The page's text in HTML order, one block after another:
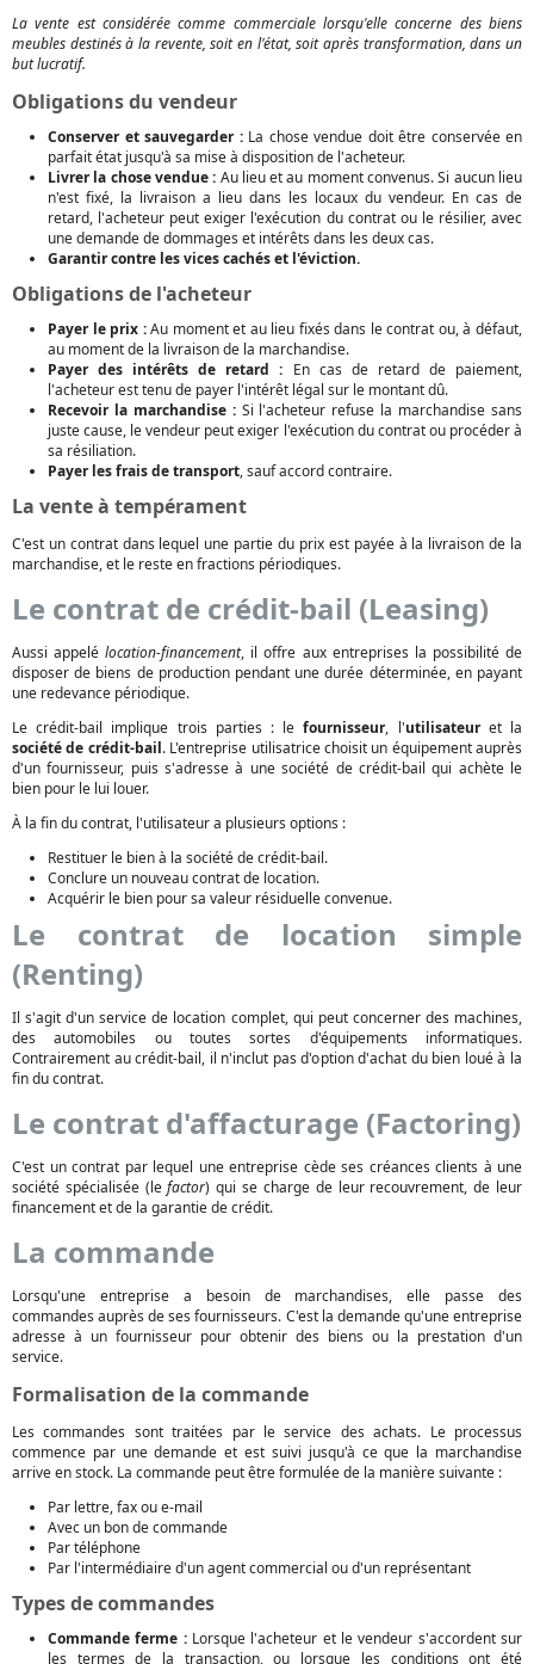
La vente est considérée comme commerciale lorsqu'elle concerne des biens
meubles destinés à la revente, soit en l'état, soit après transformation, dans un
but lucratif.
Obligations du vendeur
Conserver et sauvegarder :La chose vendue doit être conservée en
parfait état jusqu'à sa mise à disposition de l'acheteur.
Livrer la chose vendue : Au lieu et au moment convenus. Si aucun lieu
n'est fixé, la livraison a lieu dans les locaux du vendeur. En cas de
retard, l'acheteur peut exiger l'exécution du contrat ou le résilier, avec
une demande de dommages et intérêts dans les deux cas.
Garantir contre les vices cachés et l'éviction.
Obligations de l'acheteur
Payer le prix :Au moment et au lieu fixés dans le contrat ou, à défaut,
au moment de la livraison de la marchandise.
Payer des intérêts de retard : En cas de retard de paiement,
l'acheteur est tenu de payer l'intérêt légal sur le montant dû.
Recevoir la marchandise :Si l'acheteur refuse la marchandise sans
juste cause, le vendeur peut exiger l'exécution du contrat ou procéder à
sa résiliation.
Payer les frais de transport, sauf accord contraire.
La vente à tempérament
C'est un contrat dans lequel une partie du prix est payée à la livraison de la
marchandise, et le reste en fractions périodiques.
Le contrat de crédit-bail (Leasing)
Aussi appelélocation-financement, il offre aux entreprises la possibilité de
disposer de biens de production pendant une durée déterminée, en payant
une redevance périodique.
Le crédit-bail implique trois parties : lefournisseur, l'utilisateuret la
société de crédit-bail. L'entreprise utilisatrice choisit un équipement auprès
d'un fournisseur, puis s'adresse à une société de crédit-bail qui achète le
bien pour le lui louer.
À la fin du contrat, l'utilisateur a plusieurs options :
Restituer le bien à la société de crédit-bail.
Conclure un nouveau contrat de location.
Acquérir le bien pour sa valeur résiduelle convenue.
Le contrat de location simple
(Renting)
Il s'agit d'un service de location complet, qui peut concerner des machines,
des automobiles ou toutes sortes d'équipements informatiques.
Contrairement au crédit-bail, il n'inclut pas d'option d'achat du bien loué à la
fin du contrat.
Le contrat d'affacturage (Factoring)
C'est un contrat par lequel une entreprise cède ses créances clients à une
société spécialisée (lefactor) qui se charge de leur recouvrement, de leur
financement et de la garantie de crédit.
La commande
Lorsqu'une entreprise a besoin de marchandises, elle passe des
commandes auprès de ses fournisseurs. C'est la demande qu'une entreprise
adresse à un fournisseur pour obtenir des biens ou la prestation d'un
service.
Formalisation de la commande
Les commandes sont traitées par le service des achats. Le processus
commence par une demande et est suivi jusqu'à ce que la marchandise
arrive en stock. La commande peut être formulée de la manière suivante :
Par lettre, fax ou e-mail
Avec un bon de commande
Par téléphone
Par l'intermédiaire d'un agent commercial ou d'un représentant
Types de commandes
Commande ferme :Lorsque l'acheteur et le vendeur s'accordent sur
les termes de la transaction, ou lorsque les conditions ont été